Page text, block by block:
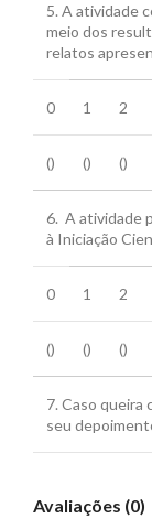
5. A atividade
meio dos
relatos
0 1 2
() () ()
6. A atividade
à Iniciação
0 1 2
() () ()
7. Caso queira
seu
Avaliações (0)